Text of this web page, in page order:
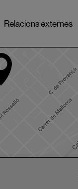
Relacions externes